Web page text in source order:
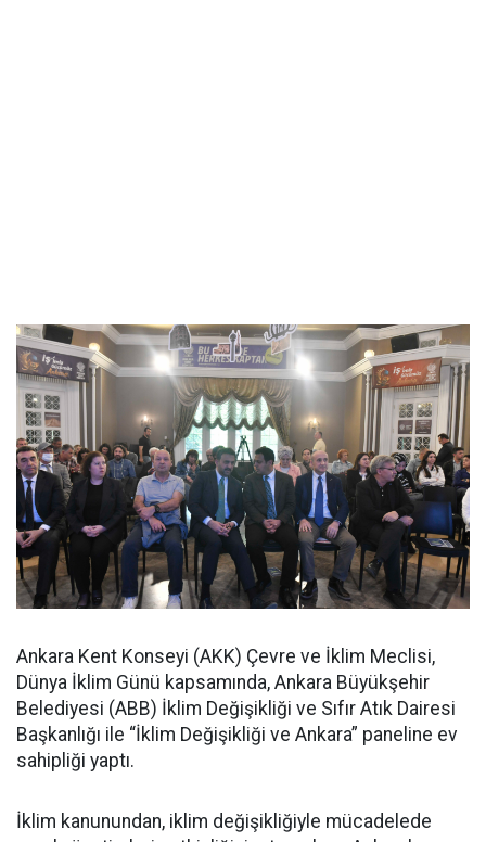
Ankara Kent Konseyi (AKK) Çevre ve İklim Meclisi,
Dünya İklim Günü kapsamında, Ankara Büyükşehir
Belediyesi (ABB) İklim Değişikliği ve Sıfır Atık Dairesi
Başkanlığı ile “İklim Değişikliği ve Ankara” paneline ev
sahipliği yaptı.
İklim kanunundan, iklim değişikliğiyle mücadelede